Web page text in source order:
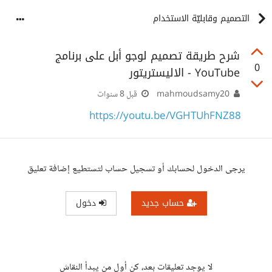
التصميم وقابليّة الاستخدام
0
‫شرح طريقة تصميم لوجو أبل على برنامج
الاليستريتور‬‎ - YouTube
قبل 8 سنوات
https://youtu.be/VGHTUhFNZ88
يرجى الدخول لحسابك أو تسجيل حساب لتستطيع إضافة تعليق
حساب جديد دخول
لا يوجد تعليقات بعد، كن أول من يبدأ النقاش